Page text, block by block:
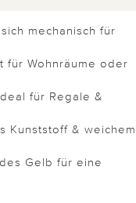
mechanisch für
Wohnräume oder
für Regale &
Kunststoff & weichem
Gelb für eine